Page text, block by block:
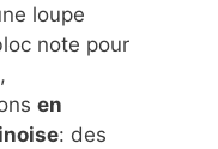
loupe
note pour
en
: des